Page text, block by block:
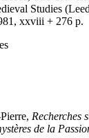
Studies
xxviii + 276 p.
Recherches
de la